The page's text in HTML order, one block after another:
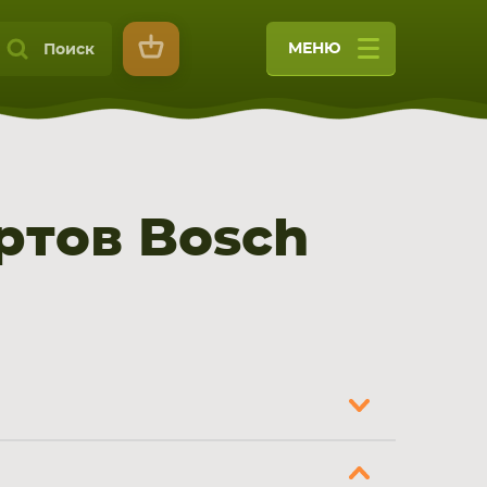
Поиск МЕНЮ
Bosch